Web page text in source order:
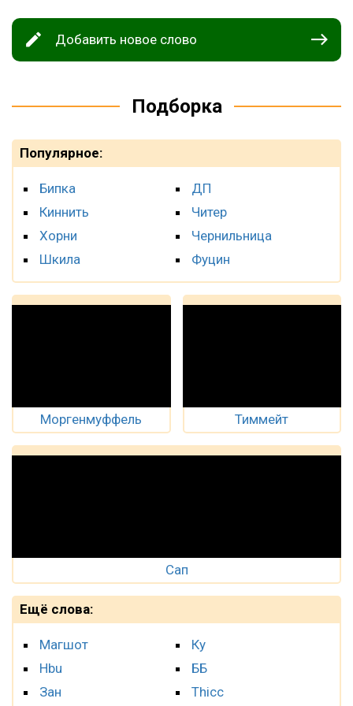
Добавить новое слово
Подборка
Популярное:
Бипка
Киннить
Хорни
Шкила
ДП
Читер
Чернильница
Фуцин
Моргенмуффель Тиммейт
Сап
Ещё слова:
Магшот
Hbu
Зан
Ку
ББ
Thicc